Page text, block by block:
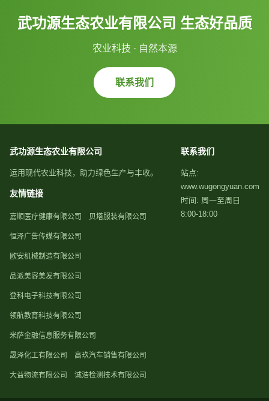
武功源生态农业有限公司 生态好品质
农业科技 · 自然本源
联系我们
武功源生态农业有限公司
运用现代农业科技，助力绿色生产与丰收。
友情链接
嘉顺医疗健康有限公司 贝塔服装有限公司
恒泽广告传媒有限公司
欧安机械制造有限公司
品派美容美发有限公司
登科电子科技有限公司
领航教育科技有限公司
米萨金融信息服务有限公司
晟泽化工有限公司 高玖汽车销售有限公司
大益物流有限公司 诚浩检测技术有限公司
联系我们
站点:
www.wugongyuan.com
时间: 周一至周日
8:00-18:00